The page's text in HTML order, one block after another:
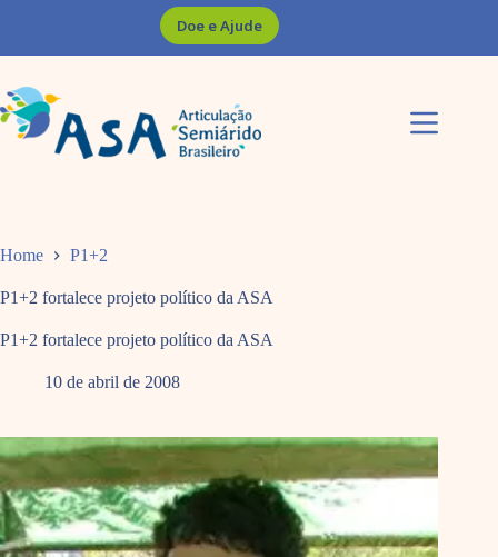
Doe e Ajude
Home P1+2
P1+2 fortalece projeto político da ASA
P1+2 fortalece projeto político da ASA
10 de abril de 2008